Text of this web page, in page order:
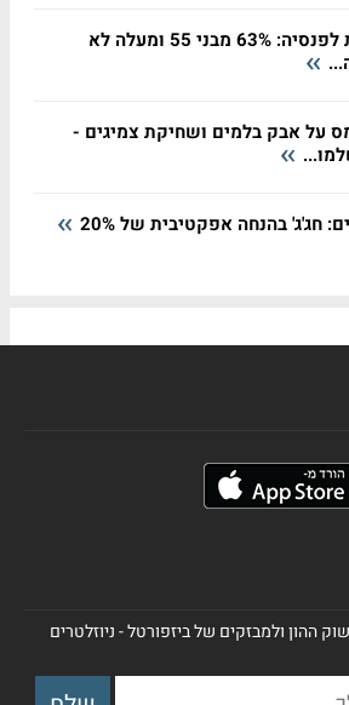
אמריקה יוצאת לפנסיה: 63% מבני 55 ומעלה לא
על אבק בלמים ושחיקת צמיגים -
חג'ג' בהנחה אפקטיבית של 20%
ההון ולמבזקים של ביזפורטל - ניוזלטרים